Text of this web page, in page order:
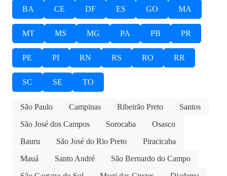
BA CE DF ES GO MA
MT MS MG PA PB PR
PE PI RN RS RO RR
SC SE TO
São Paulo Campinas Ribeirão Preto
Santos
São José dos Campos
Sorocaba
Osasco
Bauru
São José do Rio Preto
Piracicaba
Mauá
Santo André
São Bernardo do Campo